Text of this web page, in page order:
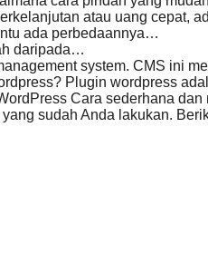
atau uang cepat,
ada perbedaannya…
daripada…
system. CMS ini
Plugin wordpress
Cara sederhana
sudah Anda lakukan.